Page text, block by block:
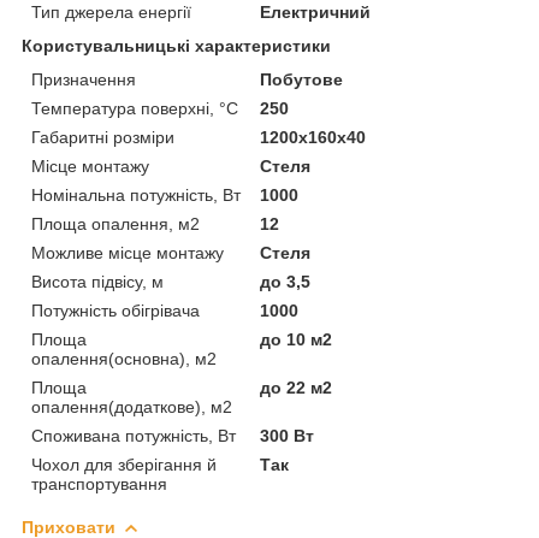
Тип джерела енергії
Електричний
Користувальницькі характеристики
Призначення
Побутове
Температура поверхні, °C
250
Габаритні розміри
1200x160x40
Місце монтажу
Стеля
Номінальна потужність, Вт
1000
Площа опалення, м2
12
Можливе місце монтажу
Стеля
Висота підвісу, м
до 3,5
Потужність обігрівача
1000
Площа
опалення(основна), м2
до 10 м2
Площа
опалення(додаткове), м2
до 22 м2
Споживана потужність, Вт
300 Вт
Чохол для зберігання й
транспортування
Так
Приховати